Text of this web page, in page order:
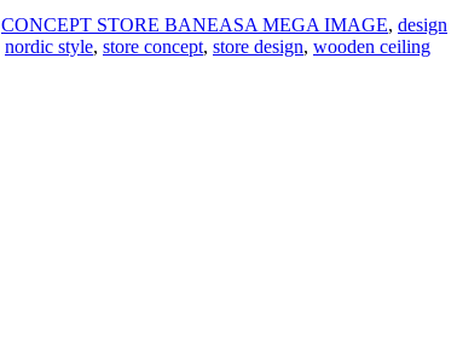
CONCEPT STORE BANEASA MEGA IMAGE, design
nordic style, store concept, store design, wooden ceiling